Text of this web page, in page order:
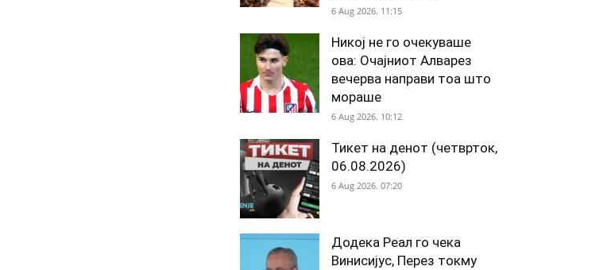
6 Aug 2026. 11:15
Никој не го очекуваше
ова: Очајниот Алварез
вечерва направи тоа што
мораше
6 Aug 2026. 10:12
Тикет на денот (четврток,
06.08.2026)
6 Aug 2026. 07:20
Додека Реал го чека
Винисијус, Перез токму